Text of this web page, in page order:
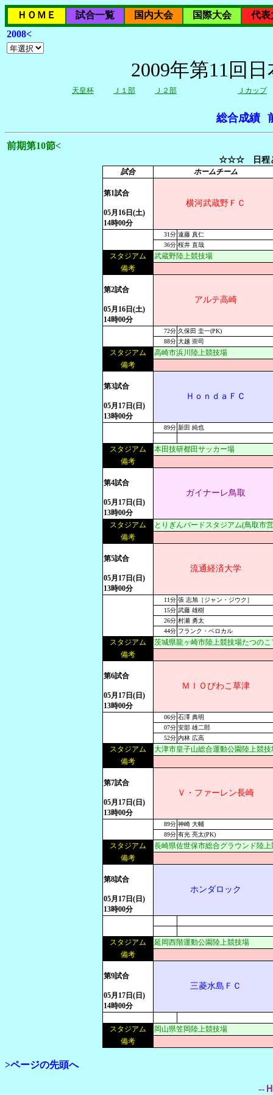
ＨＯＭＥ 試合一覧 国内大会 国際大会
代表
2008<
2009年第11回
天皇杯 Ｊ１部 Ｊ２部 Ｊカップ
総合成績
前期第10節<
☆☆☆ 日程
試合 ホームチーム
第1試合
05月16日(土)
14時00分
横河武蔵野ＦＣ
31分 遠藤 真仁
36分 桜井 直哉
スタジアム
武蔵野陸上競技場
備考
第2試合
05月16日(土)
14時00分
アルテ高崎
72分 久保田 圭一(PK)
88分 大越 崇司
スタジアム
高崎市浜川陸上競技場
備考
第3試合
05月17日(日)
13時00分
ＨｏｎｄａＦＣ
89分 新田 純也
スタジアム
本田技研都田サッカー場
備考
第4試合
05月17日(日)
13時00分
ガイナーレ鳥取
スタジアム
とりぎんバードスタジアム(鳥取市
備考
第5試合
05月17日(日)
13時00分
流通経済大学
11分 張 志旭［ジャン・ジウク］
15分 武藤 雄樹
26分 村瀬 勇太
44分 フランク・ベロカル
スタジアム
茨城県龍ヶ崎市陸上競技場たつのこ
備考
第6試合
05月17日(日)
13時00分
ＭＩＯびわこ草津
06分 石澤 典明
07分 安部 雄二郎
52分 内林 広高
スタジアム
大津市皇子山総合運動公園陸上競技
備考
第7試合
05月17日(日)
13時00分
Ｖ・ファーレン長崎
89分 神崎 大輔
89分 有光 亮太(PK)
スタジアム
長崎県佐世保市総合グラウンド陸上
備考
第8試合
05月17日(日)
13時00分
ホンダロック
スタジアム
延岡西階運動公園陸上競技場
備考
第9試合
05月17日(日)
14時00分
三菱水島ＦＣ
スタジアム
岡山県笠岡陸上競技場
備考
>ページの先頭へ
--